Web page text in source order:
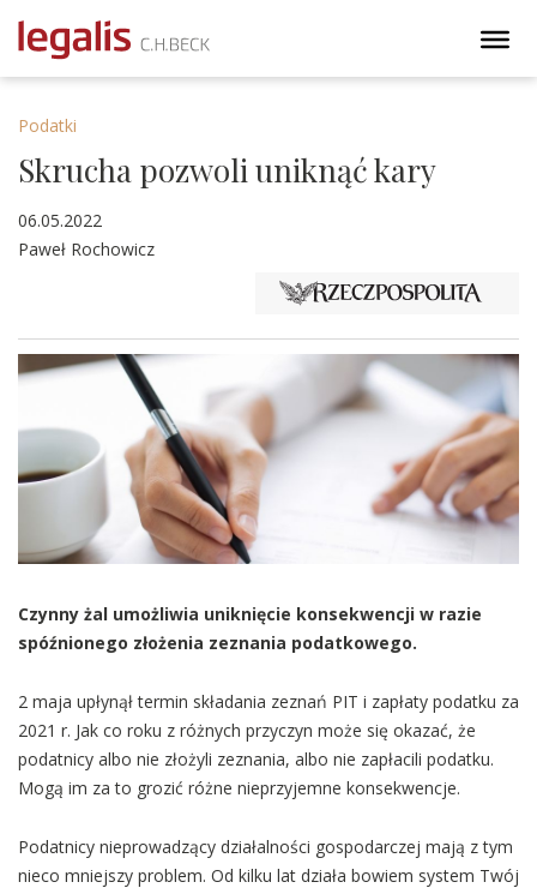
Podatki
Skrucha pozwoli uniknąć kary
06.05.2022
Paweł Rochowicz
Czynny żal umożliwia uniknięcie konsekwencji w razie
spóźnionego złożenia zeznania podatkowego.
2 maja upłynął termin składania zeznań PIT i zapłaty podatku za
2021 r. Jak co roku z różnych przyczyn może się okazać, że
podatnicy albo nie złożyli zeznania, albo nie zapłacili podatku.
Mogą im za to grozić różne nieprzyjemne konsekwencje.
Podatnicy nieprowadzący działalności gospodarczej mają z tym
nieco mniejszy problem. Od kilku lat działa bowiem system Twój